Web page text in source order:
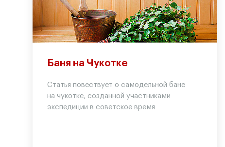
Баня на Чукотке
Статья повествует о самодельной бане
на чукотке, созданной участниками
экспедиции в советское время